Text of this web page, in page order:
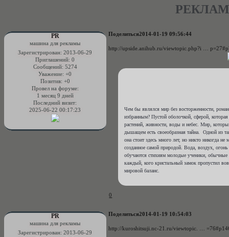
Поделиться2014-01-19 09:56:44
PR
машина для рекламы
Зарегистрирован: 2013-06-29
Приглашений: 0
Сообщений: 5274
Уважение: +0
Позитив: +0
Провел на форуме:
1 месяц 9 дней
Последний визит:
2025-06-22 00:17:23
http://upside.anihub.ru/viewtopic.php?i …
Чем бы являлся мир без восторженности,
избранным? Пустой оболочкой, сферой,
растений, живности, воды и небес. Мир,
дышащем есть своеобразная тайна. Одной из
она стоит здесь много лет, но никто никогда
созданное самой природой. Вода, воздух,
обучаются стихиям молодые ученики, обычные
каждый, кого кристальный замок пропустил
мировой баланс.
0
Поделиться2014-01-19 10:54:03
PR
машина для рекламы
Зарегистрирован: 2013-06-29
http://kuroshitsuji.nc-21.ru/viewtopic. …